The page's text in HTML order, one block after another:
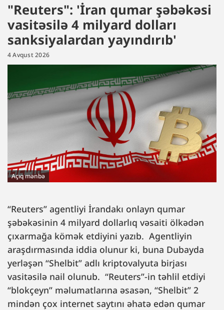
"Reuters": 'İran qumar şəbəkəsi
vasitəsilə 4 milyard dolları
sanksiyalardan yayındırıb'
4 Avqust 2026
Açıq mənbə
“Reuters” agentliyi İrandakı onlayn qumar
şəbəkəsinin 4 milyard dollarlıq vəsaiti ölkədən
çıxarmağa kömək etdiyini yazıb. Agentliyin
araşdırmasında iddia olunur ki, buna Dubayda
yerləşən “Shelbit” adlı kriptovalyuta birjası
vasitəsilə nail olunub. “Reuters”-in təhlil etdiyi
“blokçeyn” məlumatlarına əsasən, “Shelbit” 2
mindən çox internet saytını əhatə edən qumar